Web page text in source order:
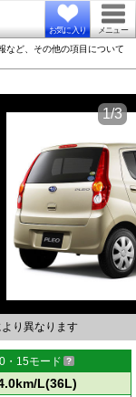
お気に入り メニュー
など、その他の項目について
り異なります
1/3
・15モード
L(36L)